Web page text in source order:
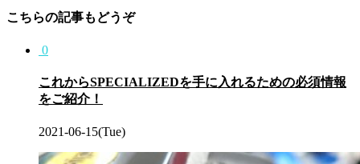
こちらの記事もどうぞ
0
これからSPECIALIZEDを手に入れるための必須情報
をご紹介！
2021-06-15(Tue)